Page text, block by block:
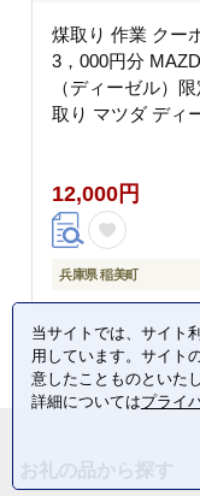
煤取り 作業 クー
3，000円分
（ディーゼル）
取り マツダ ディ
12,000円
兵庫県 稲美町
当サイトでは、サイト
用しています。サイト
意したことものといた
詳細についてはプライ